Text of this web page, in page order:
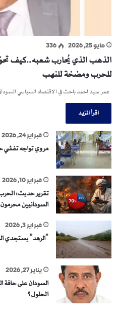
مايو 25, 2026 336
الذهب الذي يُحارب شعبه..كيف
للحرب ومضخة للنهب
عمر سيد احمد باحث في الاقتصاد السياسي
اقرأ المزيد
فبراير 24, 2026
مروي تواجه تفشي
فبراير 10, 2026
السودانيين
فبراير 3, 2026
“الرهد” يستجدي السقيا و40 قرية
يناير 27, 2026
السودان على حافة
الحلول؟